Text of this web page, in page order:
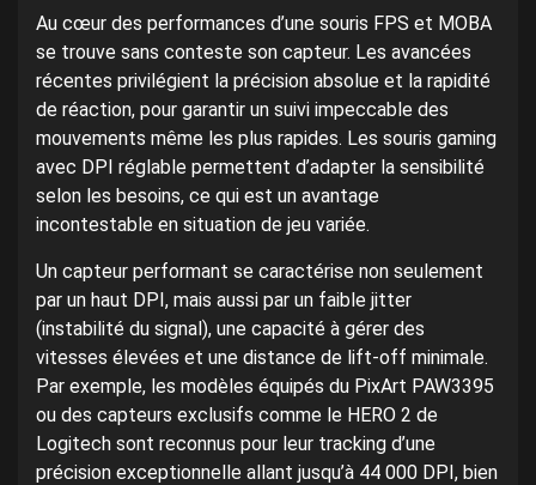
Au cœur des performances d’une souris FPS et MOBA
se trouve sans conteste son capteur. Les avancées
récentes privilégient la précision absolue et la rapidité
de réaction, pour garantir un suivi impeccable des
mouvements même les plus rapides. Les souris gaming
avec DPI réglable permettent d’adapter la sensibilité
selon les besoins, ce qui est un avantage
incontestable en situation de jeu variée.
Un capteur performant se caractérise non seulement
par un haut DPI, mais aussi par un faible jitter
(instabilité du signal), une capacité à gérer des
vitesses élevées et une distance de lift-off minimale.
Par exemple, les modèles équipés du PixArt PAW3395
ou des capteurs exclusifs comme le HERO 2 de
Logitech sont reconnus pour leur tracking d’une
précision exceptionnelle allant jusqu’à 44 000 DPI, bien